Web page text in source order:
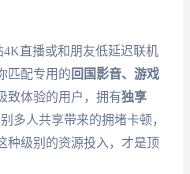
直播或和朋友低延迟联机
匹配专用的 回国影音、游戏
致体验的用户，拥有独享
多人共享带来的拥堵卡顿，
种级别的资源投入，才是顶